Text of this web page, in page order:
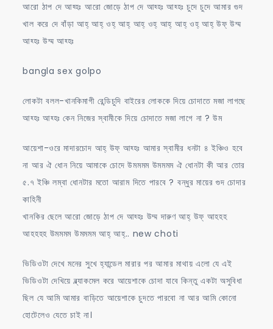
আরো ঠাপ দে আহ্হঃ আরো জোড়ে ঠাপ দে আহ্হঃ আহ্হঃ চুদে চুদে আমার গুদ
খাল করে দে বাঁড়া আহ্ আহ্ ওহ্ আহ্ আহ্ ওহ্ আহ্ আহ্ ওহ্ আহ্ উফ্ উম্ম
আহ্হঃ উম্ম আহ্হঃ
bangla sex golpo
লোকটা বলল-খানকিমাগী রেন্ডিচুদি বাইরের লোককে দিয়ে চোদাতে মজা লাগছে
আহ্হঃ আহ্হঃ কেন নিজের স্বামীকে দিয়ে চোদাতে মজা লাগে না ? উম
আয়েশা-ওরে মাদারচোদ আহ্ উফ্ আহ্হঃ আমার স্বামীর ধনটা ৪ ইঞ্চিও হবে
না আর ঐ ধোন নিয়ে আমাকে চোদে উমমমম উমমমম ঐ ধোনটা কী আর তোর
৫.৭ ইঞ্চি লম্বা ধোনটার মতো আরাম দিতে পারবে ? বন্ধুর মায়ের গুদ চোদার
কাহিনী
খানকির ছেলে আরো জোড়ে ঠাপ দে আহ্হঃ উম্ম দারুণ আহ্ উফ্ আহহহ
আহহহহ উমমমম উমমমম আহ্ আহ্.. new choti
ভিডিওটা দেখে মনের সুখে হ্যান্ডেল মারার পর আমার মাথায় এলো যে এই
ভিডিওটা দেখিয়ে ব্ল্যাকমেল করে আয়েশাকে চোদা যাবে কিন্তু একটা অসুবিধা
ছিল যে আমি আমার বাড়িতে আয়েশাকে চুদতে পারবো না আর আমি কোনো
হোটেলেও যেতে চাই না।